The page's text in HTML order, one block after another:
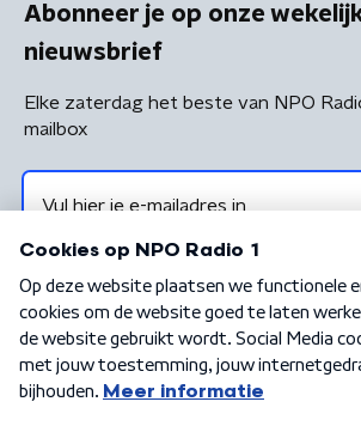
Abonneer je op onze
nieuwsbrief
Elke zaterdag het beste van NPO
mailbox
Algemene voorwaarden